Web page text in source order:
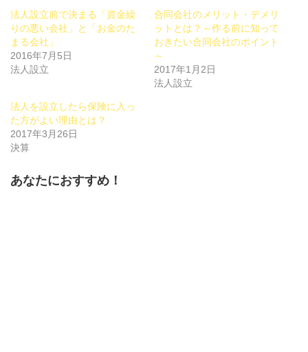
共
有
(新
し
い
ウ
ィ
ン
ド
開
き
ま
す)
ク
リ
ッ
ク
て
く
し
い
ウ
ィ
ン
ド
き
ま
す)
共
有
(新
し
開
き
ま
す)
法人設立前で決まる「資金繰
りの悪い会社」と「お金のた
まる会社」
2016年7月5日
法人設立
合同会社のメリット・デメリ
ットとは？～作る前に知って
おきたい合同会社のポイント
～
2017年1月2日
法人設立
法人を設立したら保険に入っ
た方がよい理由とは？
2017年3月26日
決算
あなたにおすすめ！